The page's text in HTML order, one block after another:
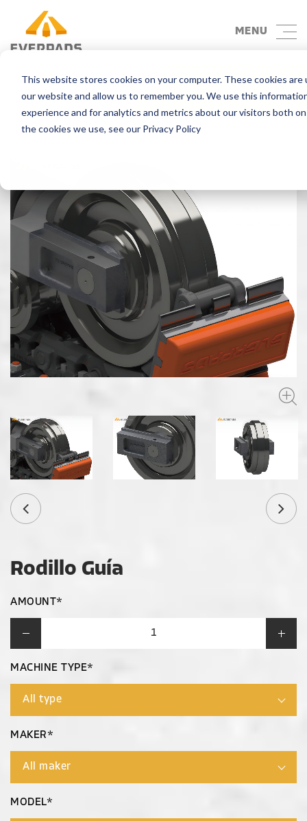
This website stores cookies on your computer. These cookies
our website and allow us to remember you. We use this
experience and for analytics and metrics about our visitors both
the cookies we use, see our Privacy Policy
MENU
Atrás
Rodillo Guía
AMOUNT*
MACHINE TYPE*
MAKER*
MODEL*